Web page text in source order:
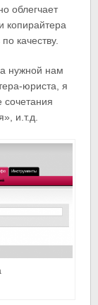
облегчает
копирайтера
качеству.
нужной нам
юриста, я
и.т.д.